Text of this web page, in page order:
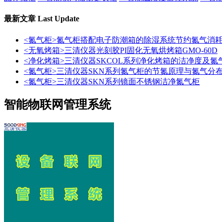
最新文章 Last Update
<氮气柜>氮气柜搭配电子防潮箱的除湿系统节约氮气消耗
<无氧烤箱>三清仪器光刻胶PI固化无氧烘烤箱GMO-60D
<净化烤箱>三清仪器SKCOL系列净化烤箱的洁净度及氮
<氮气柜>三清仪器SKN系列氮气柜的节氮原理与氮气分
<氮气柜>三清仪器SKN系列镜面不锈钢洁净氮气柜
智能物联网管理系统